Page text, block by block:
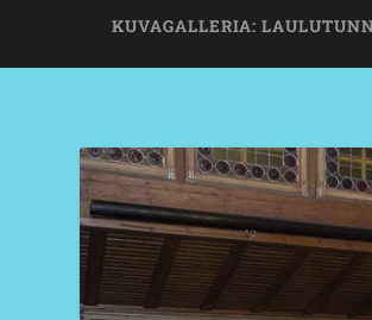
KUVAGALLERIA: